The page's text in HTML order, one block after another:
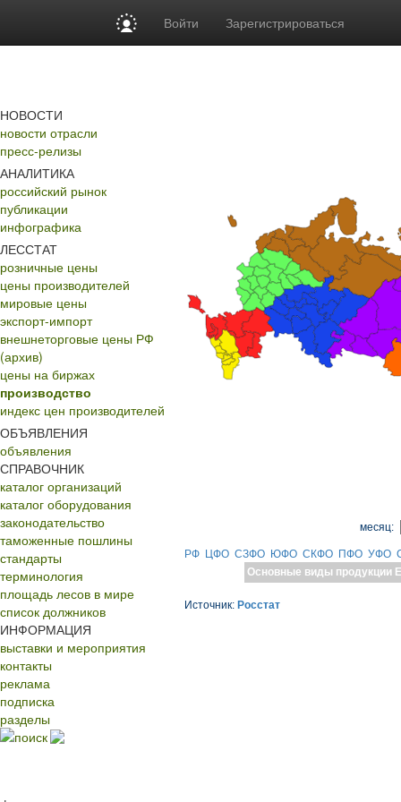
Войти Зарегистрироваться
НОВОСТИ
новости отрасли
пресс-релизы
АНАЛИТИКА
российский рынок
публикации
инфографика
ЛЕССТАТ
розничные цены
цены производителей
мировые цены
экспорт-импорт
внешнеторговые цены РФ
(архив)
цены на биржах
производство
индекс цен производителей
ОБЪЯВЛЕНИЯ
объявления
СПРАВОЧНИК
каталог организаций
каталог оборудования
законодательство
таможенные пошлины
стандарты
терминология
площадь лесов в мире
список должников
ИНФОРМАЦИЯ
выставки и мероприятия
контакты
реклама
подписка
разделы
поиск
месяц:
РФ ЦФО СЗФО ЮФО СКФО ПФО УФО
Основные виды продукции
Источник: Росстат